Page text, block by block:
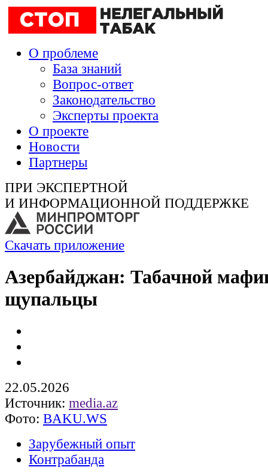
О проблеме
База знаний
Вопрос-ответ
Законодательство
Эксперты проекта
О проекте
Новости
Партнеры
ПРИ ЭКСПЕРТНОЙ
И ИНФОРМАЦИОННОЙ ПОДДЕРЖКЕ
Скачать приложение
Азербайджан: Табачной
щупальцы
22.05.2026
Источник: media.az
Фото: BAKU.WS
Зарубежный опыт
Контрабанда